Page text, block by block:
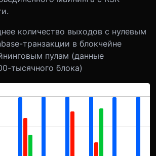
количество выходов с нулевым
-транзакции в блокчейне
пулам (данные
тысячного блока)